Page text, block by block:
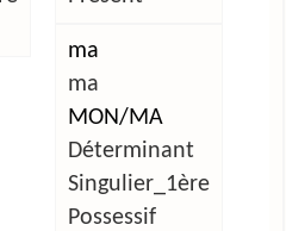
ma
ma
MON/MA
Déterminant
Singulier_1ère
Possessif